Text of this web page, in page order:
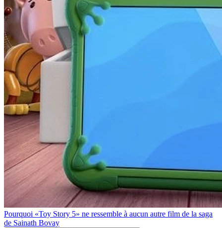
Pourquoi «Toy Story 5» ne ressemble à aucun autre film de la saga
de Sainath Bovay